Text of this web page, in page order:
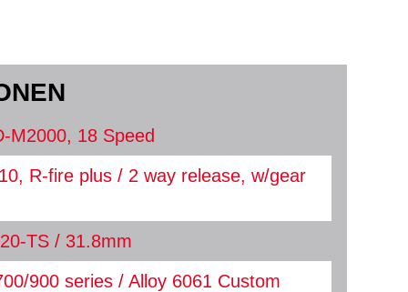
M2000, 18 Speed
R-fire plus / 2 way release, w/gear
TS / 31.8mm
900 series / Alloy 6061 Custom